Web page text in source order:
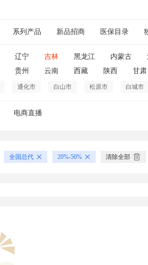
系列产品 新品招商 医保目录
辽宁 吉林 黑龙江 内蒙古
贵州 云南 西藏 陕西 甘肃
通化市 白山市 松原市 白城市
电商直播
全国总代 20%-50% 清除全部